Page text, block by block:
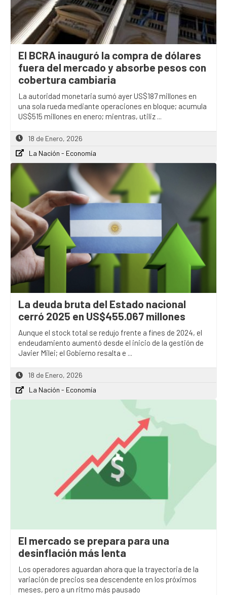
El BCRA inauguró la compra de dólares
fuera del mercado y absorbe pesos con
cobertura cambiaria
La autoridad monetaria sumó ayer US$187 millones en
una sola rueda mediante operaciones en bloque; acumula
US$515 millones en enero; mientras, utiliz ...
18 de Enero, 2026
La Nación - Economía
La deuda bruta del Estado nacional
cerró 2025 en US$455.067 millones
Aunque el stock total se redujo frente a fines de 2024, el
endeudamiento aumentó desde el inicio de la gestión de
Javier Milei; el Gobierno resalta e ...
18 de Enero, 2026
La Nación - Economía
El mercado se prepara para una
desinflación más lenta
Los operadores aguardan ahora que la trayectoria de la
variación de precios sea descendente en los próximos
meses, pero a un ritmo más pausado